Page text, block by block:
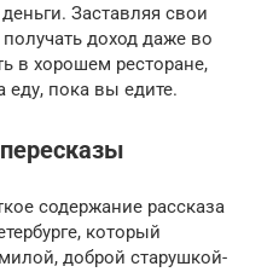
Заставляя свои
доход даже во
в хорошем ресторане,
еду, пока вы едите.
содержание рассказа
который
доброй старушкой-